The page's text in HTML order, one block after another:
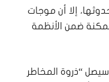
إلا أن موجات
ممكنة ضمن الأنظمة
سيصل “ذروة المخاطر